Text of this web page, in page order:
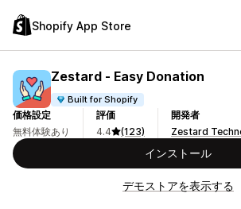
Shopify App Store
Zestard ‑ Easy Donation
Built for Shopify
価格設定
無料体験あり
評価
4.4
(123)
開発者
Zestard
インストール
デモストアを表示する